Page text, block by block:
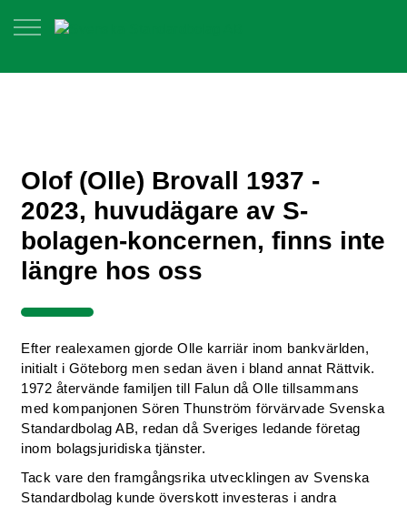
Olof (Olle) Brovall 1937 -
2023, huvudägare av S-
bolagen-koncernen, finns inte
längre hos oss
Efter realexamen gjorde Olle karriär inom bankvärlden,
initialt i Göteborg men sedan även i bland annat Rättvik.
1972 återvände familjen till Falun då Olle tillsammans
med kompanjonen Sören Thunström förvärvade Svenska
Standardbolag AB, redan då Sveriges ledande företag
inom bolagsjuridiska tjänster.
Tack vare den framgångsrika utvecklingen av Svenska
Standardbolag kunde överskott investeras i andra